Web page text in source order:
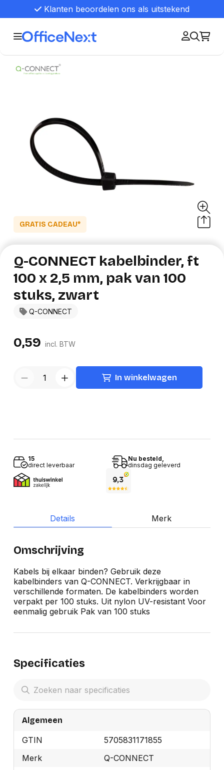
Klanten beoordelen ons als uitstekend
GRATIS CADEAU*
Q-CONNECT
Q-CONNECT kabelbinder, ft
100 x 2,5 mm, pak van 100
stuks, zwart
0,59 incl. BTW
In winkelwagen
15
direct leverbaar
Nu besteld,
dinsdag geleverd
Details Merk
Omschrijving
Kabels bij elkaar binden? Gebruik deze
kabelbinders van Q-CONNECT. Verkrijgbaar in
verschillende formaten. De kabelbinders worden
verpakt per 100 stuks. Uit nylon UV-resistant Voor
eenmalig gebruik Pak van 100 stuks
Specificaties
Algemeen
GTIN
5705831171855
Merk
Q-CONNECT